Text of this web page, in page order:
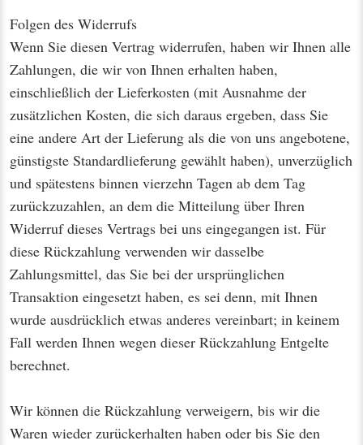
Folgen des Widerrufs
Wenn Sie diesen Vertrag widerrufen, haben wir Ihnen alle
Zahlungen, die wir von Ihnen erhalten haben,
einschließlich der Lieferkosten (mit Ausnahme der
zusätzlichen Kosten, die sich daraus ergeben, dass Sie
eine andere Art der Lieferung als die von uns angebotene,
günstigste Standardlieferung gewählt haben), unverzüglich
und spätestens binnen vierzehn Tagen ab dem Tag
zurückzuzahlen, an dem die Mitteilung über Ihren
Widerruf dieses Vertrags bei uns eingegangen ist. Für
diese Rückzahlung verwenden wir dasselbe
Zahlungsmittel, das Sie bei der ursprünglichen
Transaktion eingesetzt haben, es sei denn, mit Ihnen
wurde ausdrücklich etwas anderes vereinbart; in keinem
Fall werden Ihnen wegen dieser Rückzahlung Entgelte
berechnet.
Wir können die Rückzahlung verweigern, bis wir die
Waren wieder zurückerhalten haben oder bis Sie den